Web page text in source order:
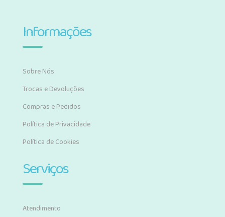
Informações
Sobre Nós
Trocas e Devoluções
Compras e Pedidos
Política de Privacidade
Política de Cookies
Serviços
Atendimento